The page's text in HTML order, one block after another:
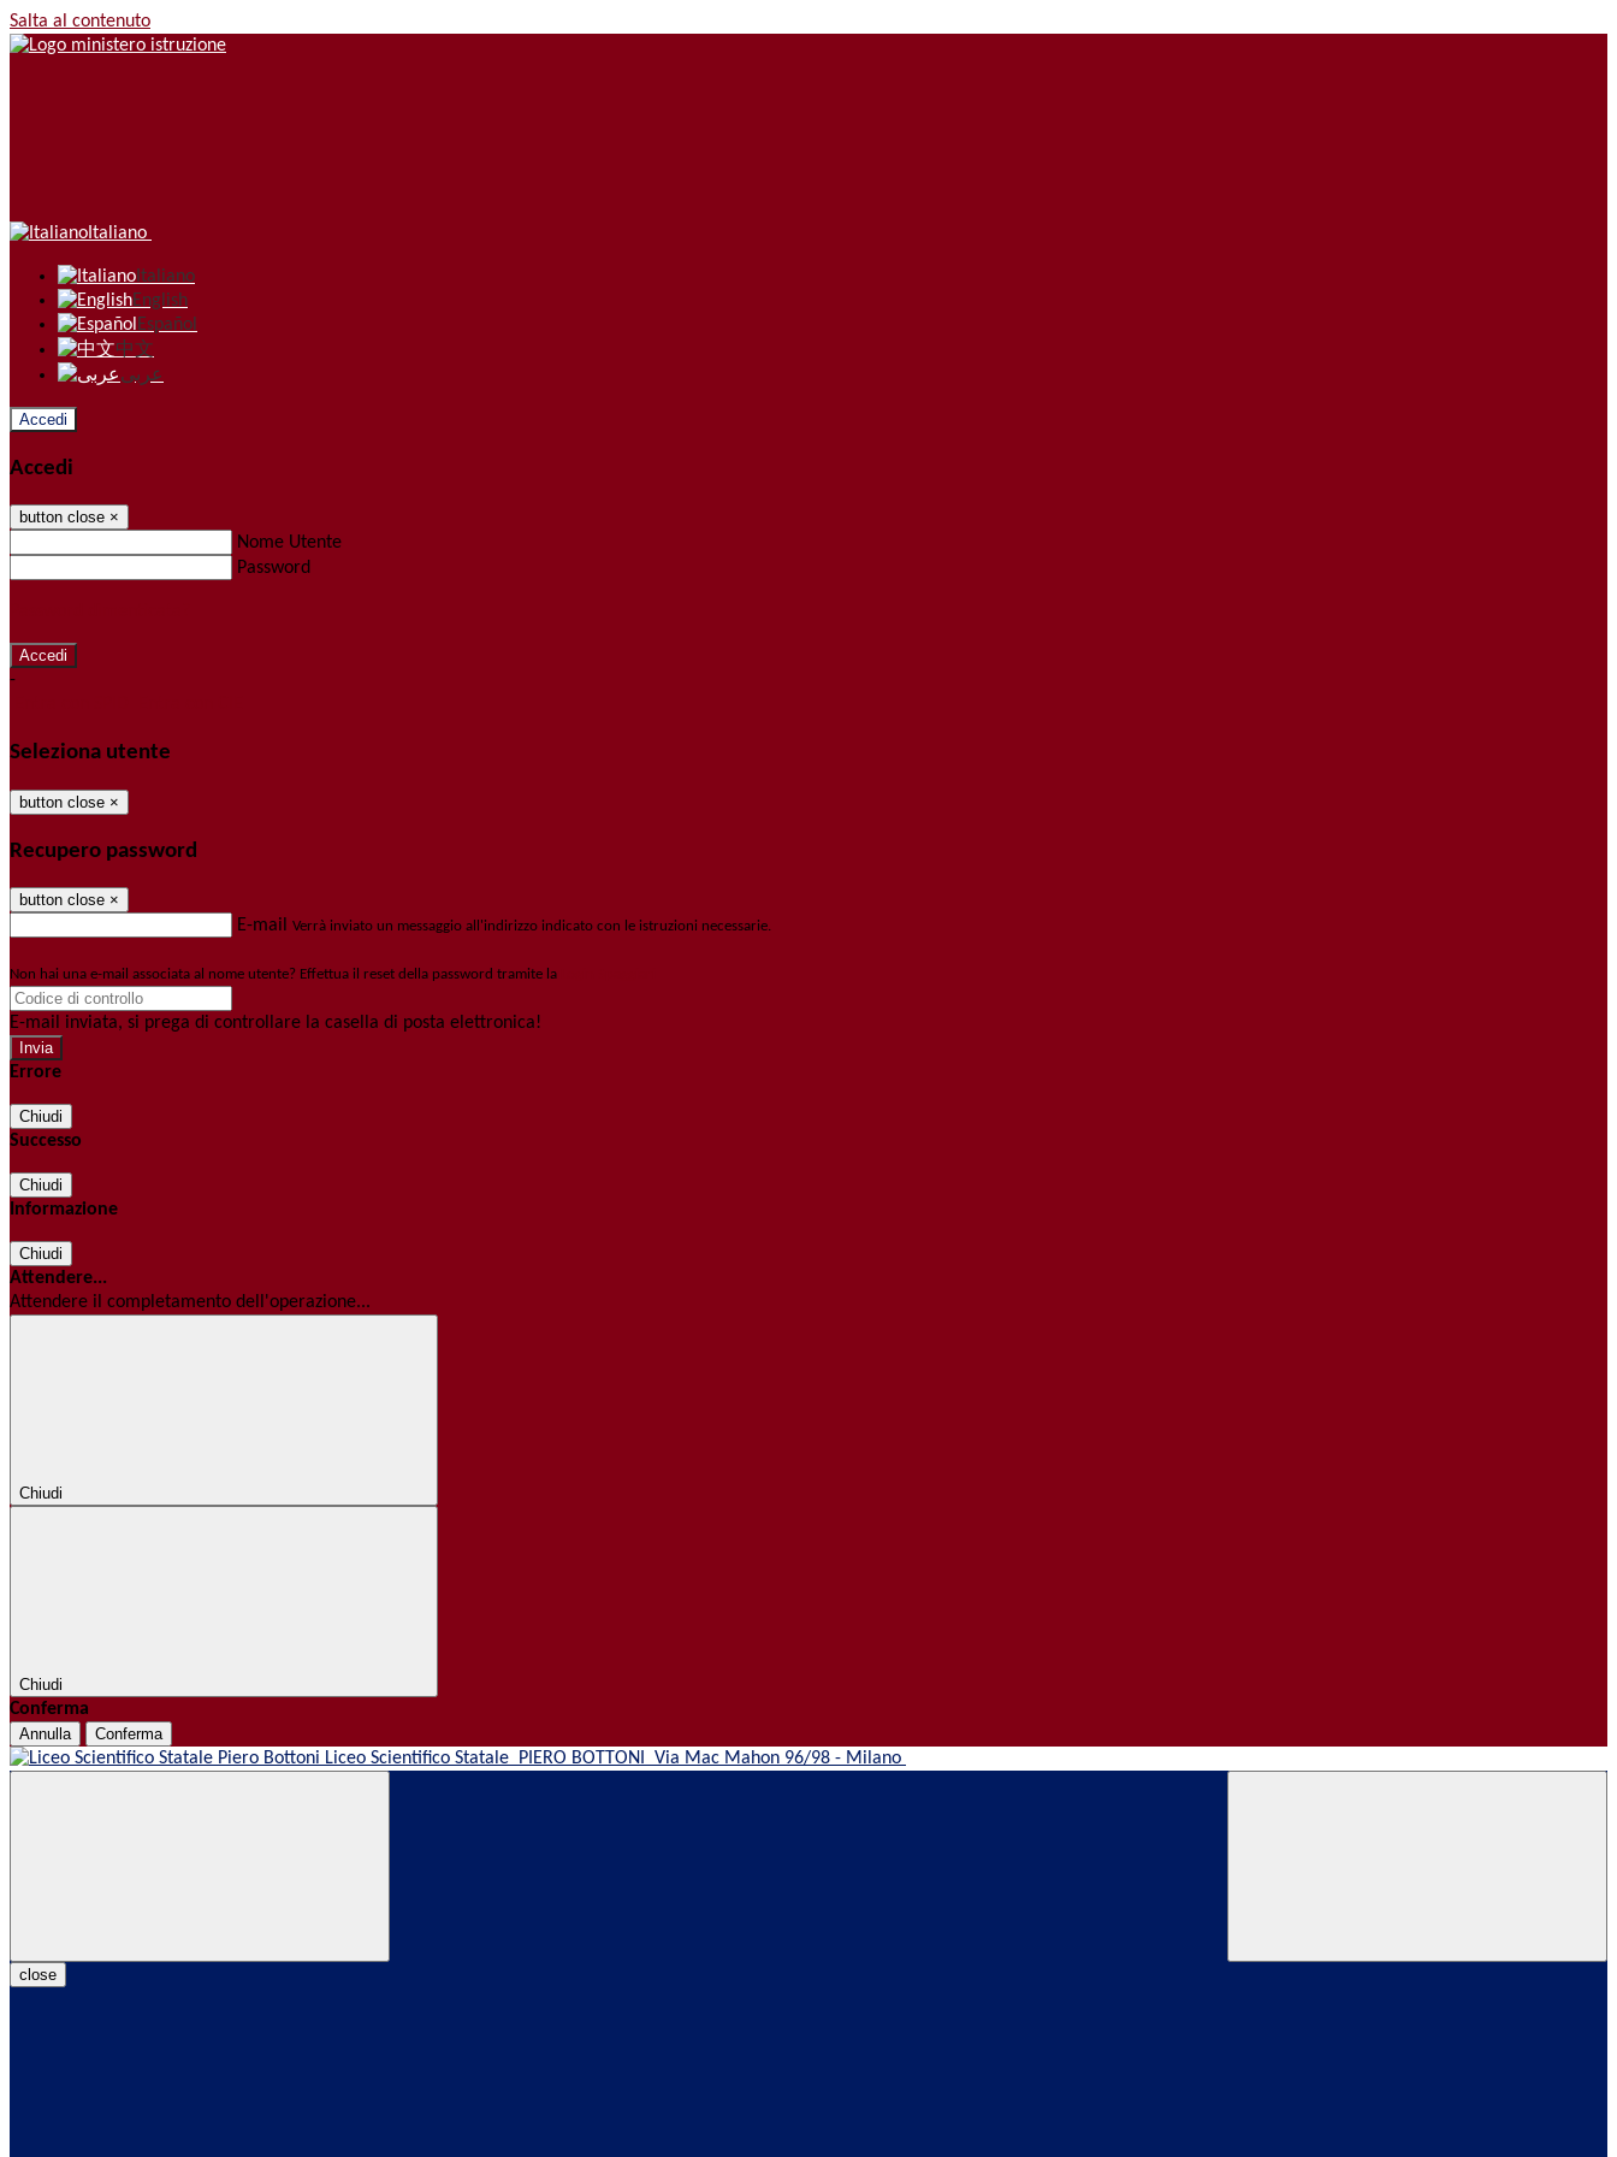
Salta al contenuto
Italiano
Italiano
English
Español
中文
عربى
Accedi
Accedi
button close ×
Nome Utente
Password
-
Seleziona utente
button close ×
Recupero password
button close ×
E-mail Verrà inviato un messaggio all'indirizzo indicato con le istruzioni necessarie.
Non hai una e-mail associata al nome utente? Effettua il reset della password tramite la
E-mail inviata, si prega di controllare la casella di posta elettronica!
Errore
Chiudi
Successo
Chiudi
Informazione
Chiudi
Attendere...
Attendere il completamento dell'operazione...
Chiudi
Chiudi
Conferma
Annulla Conferma
Liceo Scientifico Statale PIERO BOTTONI Via Mac Mahon 96/98 - Milano
close